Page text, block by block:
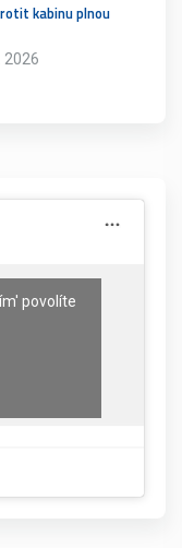
kabinu plnou
2026
povolíte